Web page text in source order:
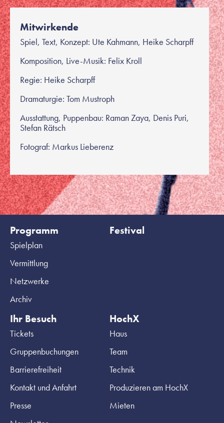
Mitwirkende
Spiel, Text, Konzept: Ute Kahmann, Heike Scharpff
Komposition, Live-Musik: Felix Kroll
Regie: Heike Scharpff
Dramaturgie: Tom Mustroph
Ausstattung, Puppenbau: Raman Zaya, Denis Puri,
Stefan Rätsch
Fotograf: Markus Lieberenz
Programm
Spielplan
Vermittlung
Netzwerke
Archiv
Festival
Ihr Besuch
Tickets
Gruppenbuchungen
Barrierefreiheit
Kontakt und Anfahrt
Presse
HochX
Haus
Team
Technik
Produzieren am HochX
Mieten